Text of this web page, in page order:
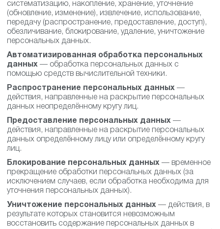
систематизацию, накопление, хранение, уточнение
(обновление, изменение), извлечение, использование,
передачу (распространение, предоставление, доступ),
обезличивание, блокирование, удаление, уничтожение
персональных данных.
Автоматизированная обработка персональных
данных — обработка персональных данных с
помощью средств вычислительной техники.
Распространение персональных данных —
действия, направленные на раскрытие персональных
данных неопределённому кругу лиц.
Предоставление персональных данных —
действия, направленные на раскрытие персональных
данных определённому лицу или определённому кругу
лиц.
Блокирование персональных данных — временное
прекращение обработки персональных данных (за
исключением случаев, если обработка необходима для
уточнения персональных данных).
Уничтожение персональных данных — действия, в
результате которых становится невозможным
восстановить содержание персональных данных в